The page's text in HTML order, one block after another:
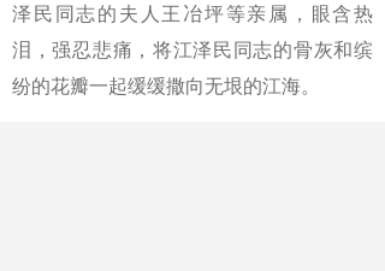
泽民同志的夫人王冶坪等亲属，眼含热
泪，强忍悲痛，将江泽民同志的骨灰和缤
纷的花瓣一起缓缓撒向无垠的江海。